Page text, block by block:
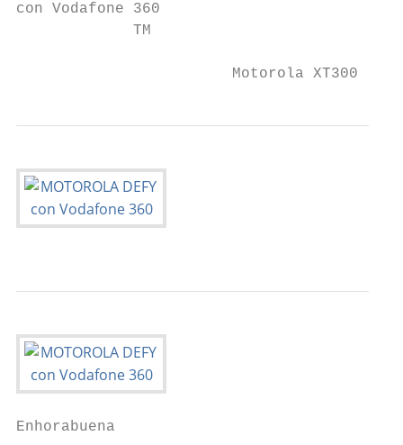
con Vodafone 360
             TM
                        Motorola XT300
Enhorabuena